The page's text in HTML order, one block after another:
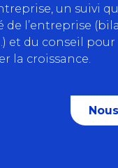
un suivi
l’entreprise
et du conseil pour
la croissance.